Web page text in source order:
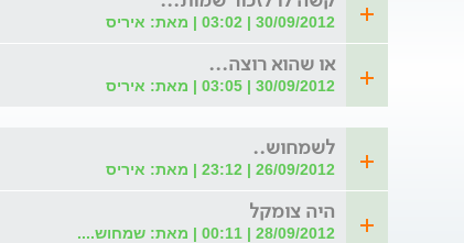
30/09/2012 | 03:02 | מאת: איריס
או שהוא רוצה...
30/09/2012 | 03:05 | מאת: איריס
לשמחוש..
26/09/2012 | 23:12 | מאת: איריס
היה צומקל
28/09/2012 | 00:11 | מאת: שמחוש....